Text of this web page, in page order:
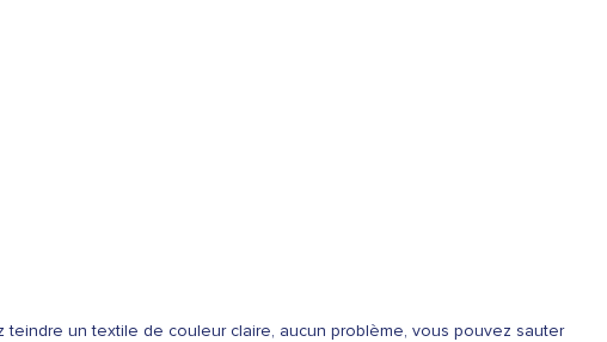
teindre un textile de couleur claire, aucun problème, vous pouvez sauter